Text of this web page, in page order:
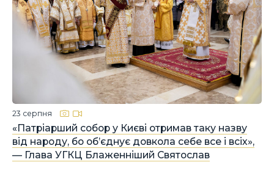
«Патріарший собор у Києві отримав таку назву
від народу, бо об’єднує довкола себе все і всіх»,
— Глава УГКЦ Блаженніший Святослав
23 серпня